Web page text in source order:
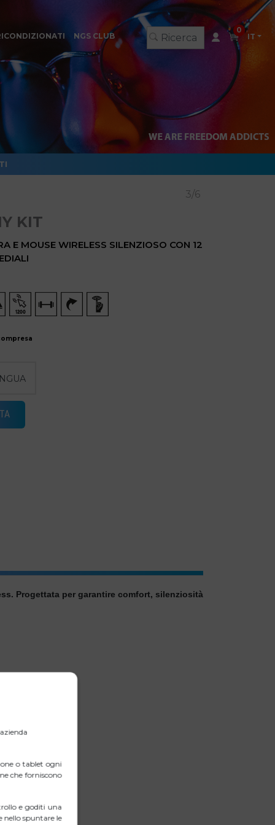
NGS CLUB
0
IT
3/6
KIT
E MOUSE WIRELESS SILENZIOSO CON 12
Progettata per garantire comfort, silenziosità
o tablet ogni
che forniscono
e goditi una
nello spuntare le